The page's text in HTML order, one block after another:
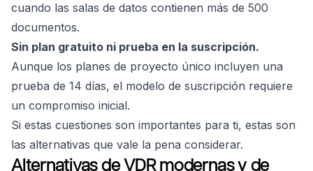
cuando las salas de datos contienen más de 500
documentos.
Sin plan gratuito ni prueba en la suscripción.
Aunque los planes de proyecto único incluyen una
prueba de 14 días, el modelo de suscripción requiere
un compromiso inicial.
Si estas cuestiones son importantes para ti, estas son
las alternativas que vale la pena considerar.
Alternativas de VDR modernas y de